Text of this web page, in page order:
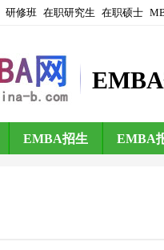
研修班 在职研究生 在职硕士
EMBA招生 EMBA